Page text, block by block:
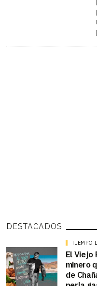
DESTACADOS
TIEMPO
El Viejo
minero
de